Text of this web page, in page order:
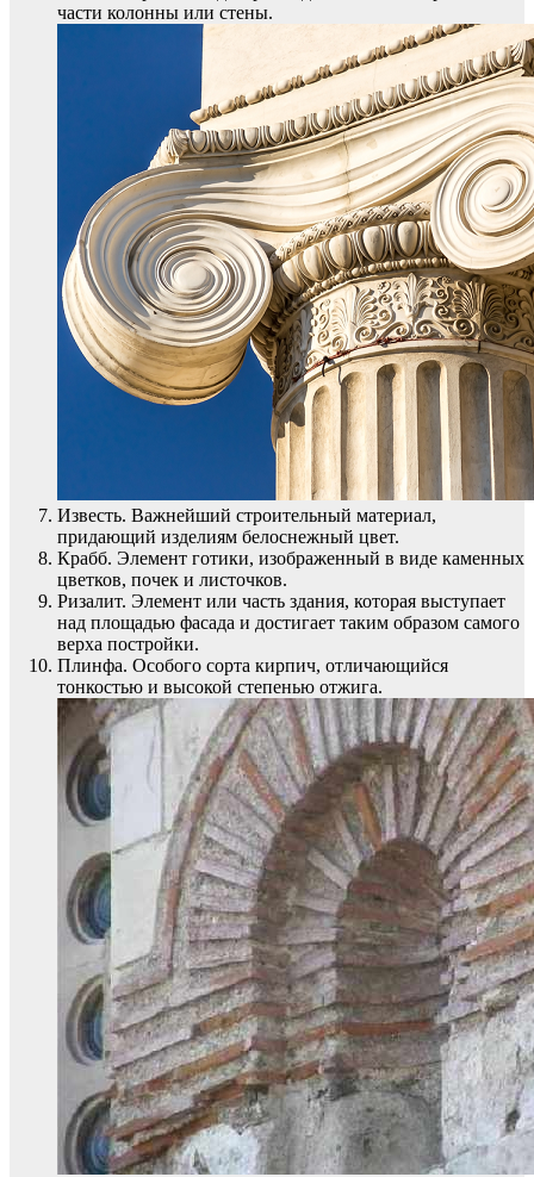
части колонны или стены.
Известь. Важнейший строительный материал,
придающий изделиям белоснежный цвет.
Крабб. Элемент готики, изображенный в виде каменных
цветков, почек и листочков.
Ризалит. Элемент или часть здания, которая выступает
над площадью фасада и достигает таким образом самого
верха постройки.
Плинфа. Особого сорта кирпич, отличающийся
тонкостью и высокой степенью отжига.